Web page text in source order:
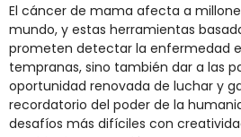
El cáncer de mama afecta a
mundo, y estas herramientas
prometen detectar la enfermedad
tempranas, sino también dar a las
oportunidad renovada de luchar y
recordatorio del poder de la
desafíos más difíciles con